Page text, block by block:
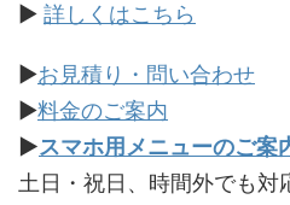
▶ 詳しくはこちら
▶お見積り・問い合わせ
▶料金のご案内
▶スマホ用メニューのご案
土日・祝日、時間外でも対